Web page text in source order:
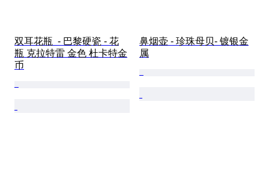
双耳花瓶  - 巴黎硬瓷 - 花
瓶 克拉特雷 金色 杜卡特金
币
鼻烟壶 - 珍珠母贝- 镀银金
属